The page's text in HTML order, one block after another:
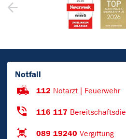
Notfall
112 Notarzt | Feuerwehr
116 117
089 19240 Vergiftung